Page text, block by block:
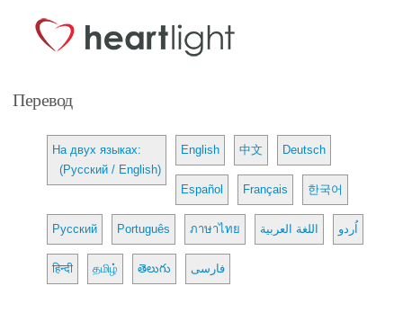
Перевод
На двух языках:
(Русский / English)
English 中文 Deutsch
Español Français 한국어
Русский Português ภาษาไทย اللغة العربية اُردو
हिन्दी தமிழ் తెలుగు فارسی